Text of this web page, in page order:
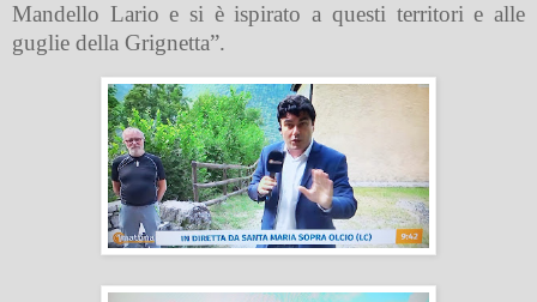
Mandello Lario e si è ispirato a questi territori e alle
guglie della Grignetta”.